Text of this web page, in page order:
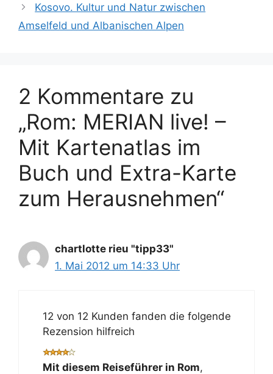
Kosovo. Kultur und Natur zwischen
Amselfeld und Albanischen Alpen
2 Kommentare zu
„Rom: MERIAN live! –
Mit Kartenatlas im
Buch und Extra-Karte
zum Herausnehmen“
chartlotte rieu "tipp33"
1. Mai 2012 um 14:33 Uhr
12 von 12 Kunden fanden die folgende
Rezension hilfreich
Mit diesem Reiseführer in Rom,